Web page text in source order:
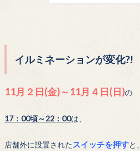
イルミネーションが変化?!
11月２日(金)～11月４日(日)の
17：00頃～22：00は、
店舗外に設置された スイッチを押すと、